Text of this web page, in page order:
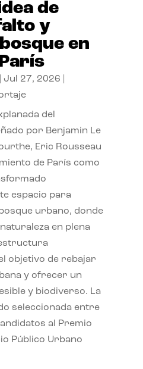
de
y
en
Jul 27, 2026
del
por Benjamin Le
Eric Rousseau
de París como
espacio para
urbano, donde
en plena
objetivo de rebajar
y ofrecer un
y biodiverso. La
seleccionada entre
al Premio
Público Urbano